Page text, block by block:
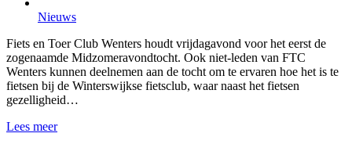
Nieuws
Fiets en Toer Club Wenters houdt vrijdagavond voor het eerst de
zogenaamde Midzomeravondtocht. Ook niet-leden van FTC
Wenters kunnen deelnemen aan de tocht om te ervaren hoe het is te
fietsen bij de Winterswijkse fietsclub, waar naast het fietsen
gezelligheid…
Lees meer